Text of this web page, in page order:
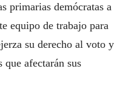
primarias demócratas a
equipo de trabajo para
su derecho al voto y
que afectarán sus